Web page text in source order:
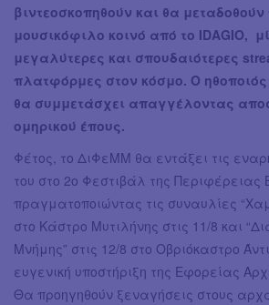
βιντεοσκοπηθούν και θα
μουσικόφιλο κοινό από το IDAGIO,
μεγαλύτερες και σπουδαιότερες
πλατφόρμες στον κόσμο. Ο
θα συμμετάσχει απαγγέλοντας
ομηρικού έπους.
Φέτος, το ΔιΦεΜΜ θα εντάξει τις
του στο 2ο Φεστιβάλ της Περιφέρειας
πραγματοποιώντας τις συναυλίες
στο Κάστρο Μυτιλήνης στις 11/8 και
Μνήμης” στις 12/8 στο Οβριόκαστρο
ευγενική υποστήριξη της Εφορείας
Θα προηγηθούν ξεναγήσεις στους